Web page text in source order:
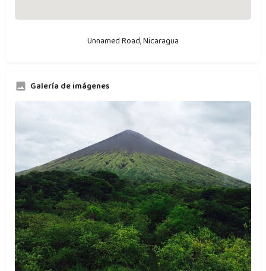
Unnamed Road, Nicaragua
Galería de imágenes